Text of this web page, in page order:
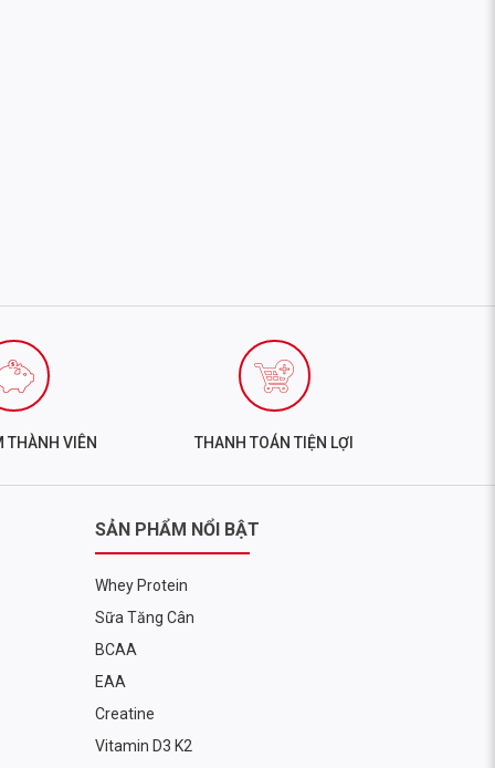
THÀNH VIÊN THANH TOÁN TIỆN LỢI
SẢN PHẨM NỔI BẬT
Whey Protein
Sữa Tăng Cân
BCAA
EAA
Creatine
Vitamin D3 K2